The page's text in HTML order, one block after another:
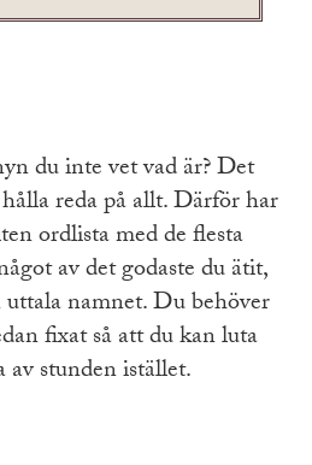
du inte vet vad är? Det
reda på allt. Därför har
ordlista med de flesta
av det godaste du ätit,
namnet. Du behöver
fixat så att du kan luta
stunden istället.